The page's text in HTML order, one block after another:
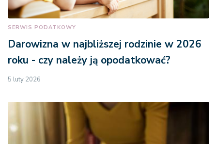
SERWIS PODATKOWY
Darowizna w najbliższej rodzinie w 2026
roku - czy należy ją opodatkować?
5 luty 2026